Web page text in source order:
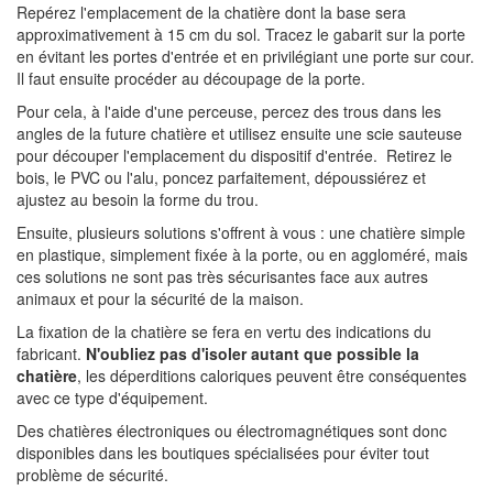
Repérez l'emplacement de la chatière dont la base sera
approximativement à 15 cm du sol. Tracez le gabarit sur la porte
en évitant les portes d'entrée et en privilégiant une porte sur cour.
Il faut ensuite procéder au découpage de la porte.
Pour cela, à l'aide d'une perceuse, percez des trous dans les
angles de la future chatière et utilisez ensuite une scie sauteuse
pour découper l'emplacement du dispositif d'entrée. Retirez le
bois, le PVC ou l'alu, poncez parfaitement, dépoussiérez et
ajustez au besoin la forme du trou.
Ensuite, plusieurs solutions s'offrent à vous : une chatière simple
en plastique, simplement fixée à la porte, ou en aggloméré, mais
ces solutions ne sont pas très sécurisantes face aux autres
animaux et pour la sécurité de la maison.
La fixation de la chatière se fera en vertu des indications du
fabricant. N'oubliez pas d'isoler autant que possible la
chatière, les déperditions caloriques peuvent être conséquentes
avec ce type d'équipement.
Des chatières électroniques ou électromagnétiques sont donc
disponibles dans les boutiques spécialisées pour éviter tout
problème de sécurité.